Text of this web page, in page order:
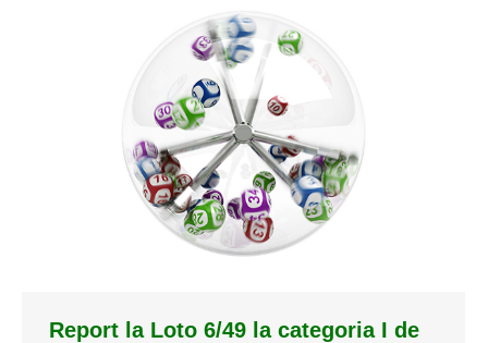
Report la Loto 6/49 la categoria I de